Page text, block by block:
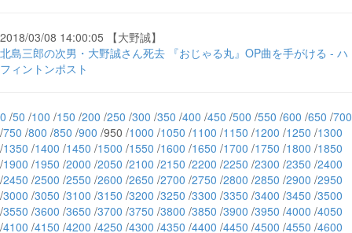
2018/03/08 14:00:05 【大野誠】
北島三郎の次男・大野誠さん死去 『おじゃる丸』OP曲を手がける - ハ
フィントンポスト
0 /50 /100 /150 /200 /250 /300 /350 /400 /450 /500 /550 /600 /650 /700
/750 /800 /850 /900 /950 /1000 /1050 /1100 /1150 /1200 /1250 /1300
/1350 /1400 /1450 /1500 /1550 /1600 /1650 /1700 /1750 /1800 /1850
/1900 /1950 /2000 /2050 /2100 /2150 /2200 /2250 /2300 /2350 /2400
/2450 /2500 /2550 /2600 /2650 /2700 /2750 /2800 /2850 /2900 /2950
/3000 /3050 /3100 /3150 /3200 /3250 /3300 /3350 /3400 /3450 /3500
/3550 /3600 /3650 /3700 /3750 /3800 /3850 /3900 /3950 /4000 /4050
/4100 /4150 /4200 /4250 /4300 /4350 /4400 /4450 /4500 /4550 /4600